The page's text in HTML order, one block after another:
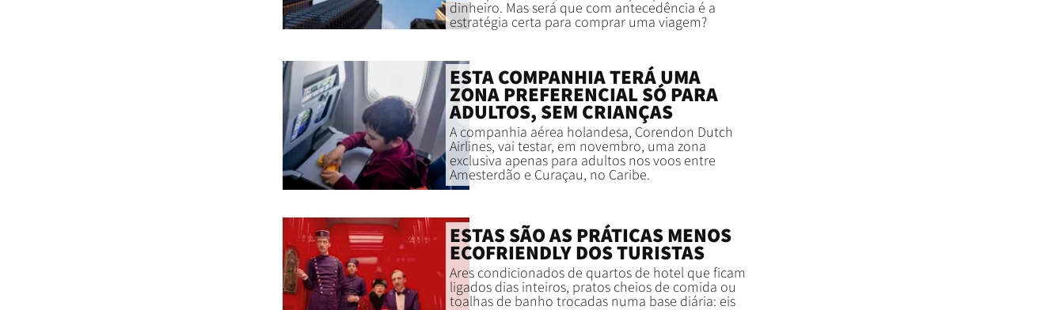
dinheiro. Mas será que com antecedência é a
estratégia certa para comprar uma viagem?
ESTA COMPANHIA TERÁ UMA
ZONA PREFERENCIAL SÓ PARA
ADULTOS, SEM CRIANÇAS
A companhia aérea holandesa, Corendon Dutch
Airlines, vai testar, em novembro, uma zona
exclusiva apenas para adultos nos voos entre
Amesterdão e Curaçau, no Caribe.
ESTAS SÃO AS PRÁTICAS MENOS
ECOFRIENDLY DOS TURISTAS
Ares condicionados de quartos de hotel que ficam
ligados dias inteiros, pratos cheios de comida ou
toalhas de banho trocadas numa base diária: eis